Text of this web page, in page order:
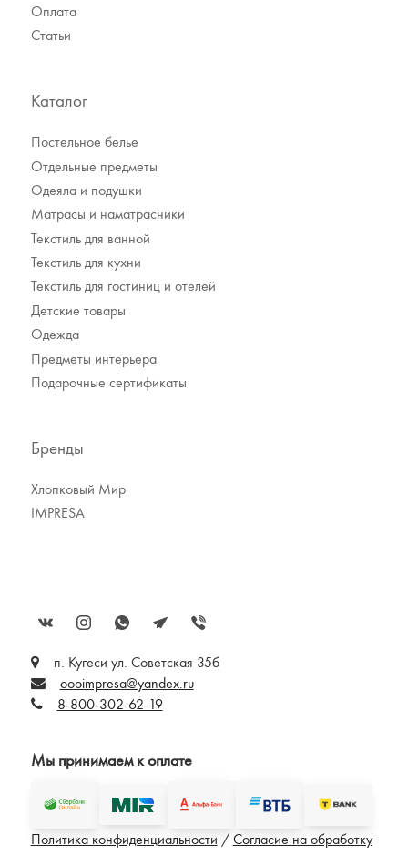
Оплата
Статьи
Каталог
Постельное белье
Отдельные предметы
Одеяла и подушки
Матрасы и наматрасники
Текстиль для ванной
Текстиль для кухни
Текстиль для гостиниц и отелей
Детские товары
Одежда
Предметы интерьера
Подарочные сертификаты
Бренды
Хлопковый Мир
IMPRESA
Политика конфиденциальности /Согласие на обработку
п. Кугеси ул. Советская 35б
oooimpresa@yandex.ru
8-800-302-62-19
Мы принимаем к оплате